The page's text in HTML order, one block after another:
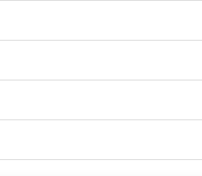
thức axit nhẹ nhàng.